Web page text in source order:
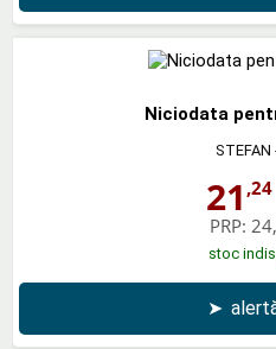
Niciodata
STEFAN
21 ,24
PRP:
stoc
➤